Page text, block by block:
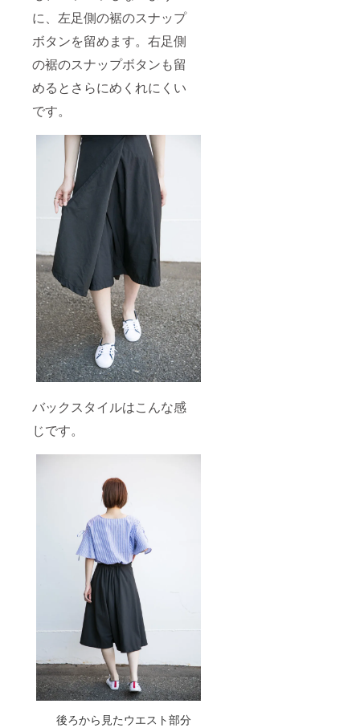
に、左足側の裾のスナップ
ボタンを留めます。右足側
の裾のスナップボタンも留
めるとさらにめくれにくい
です。
バックスタイルはこんな感
じです。
後ろから見たウエスト部分